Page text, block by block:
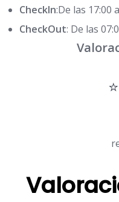
CheckIn:De las 17:00
CheckOut: De las